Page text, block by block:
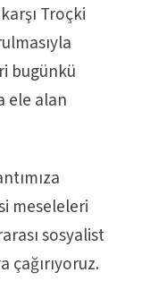
Troçki
bugünkü
ele alan
meseleleri
sosyalist
çağırıyoruz.